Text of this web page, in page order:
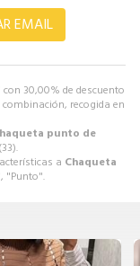
con 30,00% de descuento
recogida en
punto de
(33).
a Chaqueta
"Punto".
EMAIL